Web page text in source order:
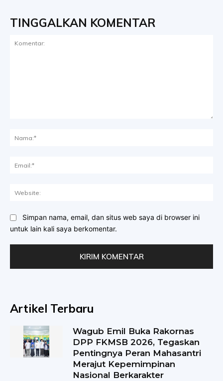
TINGGALKAN KOMENTAR
Simpan nama, email, dan situs web saya di browser ini
untuk lain kali saya berkomentar.
Artikel Terbaru
Wagub Emil Buka Rakornas
DPP FKMSB 2026, Tegaskan
Pentingnya Peran Mahasantri
Merajut Kepemimpinan
Nasional Berkarakter